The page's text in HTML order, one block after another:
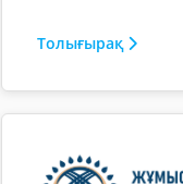
Толығырақ